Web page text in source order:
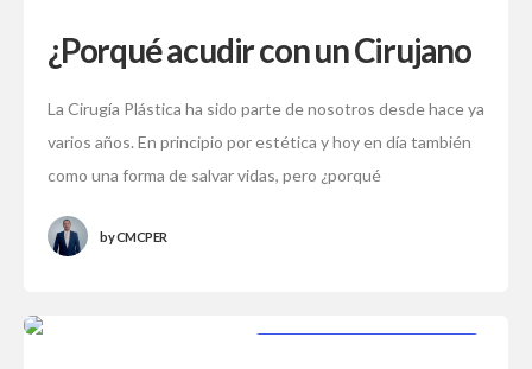
¿Porqué acudir con un Cirujano
La Cirugía Plástica ha sido parte de nosotros desde hace ya
varios años. En principio por estética y hoy en día también
como una forma de salvar vidas, pero ¿porqué
byCMCPER